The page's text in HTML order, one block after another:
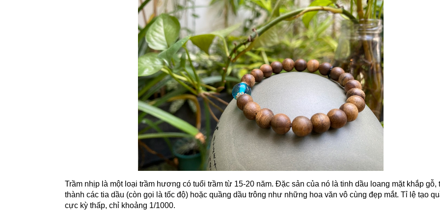
Trầm nhịp là một loại trầm hương có tuổi trầm từ 15-20 năm. Đặc sản của nó là tinh dầu loang mặt khắp gỗ,
thành các tia dầu (còn gọi là tốc độ) hoặc quầng dầu trông như những hoa văn vô cùng đẹp mắt. Tỉ lệ tạo
cực kỳ thấp, chỉ khoảng 1/1000.